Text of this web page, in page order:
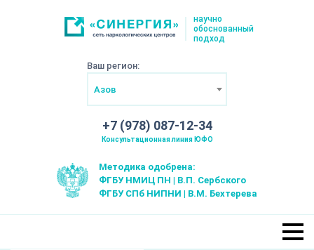
научно
обоснованный
подход
Ваш регион:
Азов
+7 (978) 087-12-34
Консультационная линия ЮФО
Методика одобрена:
ФГБУ НМИЦ ПН | В.П. Сербского
ФГБУ СПб НИПНИ | В.М. Бехтерева